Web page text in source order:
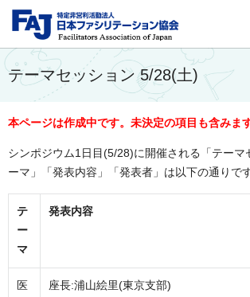
FAJ：
テーマセッション 5/28(土)
本ページは作成中です。未決定の項目も含みま
シンポジウム1日目(5/28)に開催される「テーマ
ーマ」「発表内容」「発表者」は以下の通りです
テ
ー
マ
発表内容
医
座長:浦山絵里(東京支部)